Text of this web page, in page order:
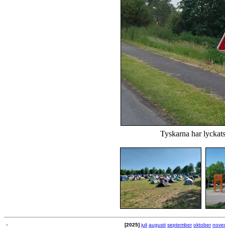
Tyskarna har
* [2025] juli augusti september oktober